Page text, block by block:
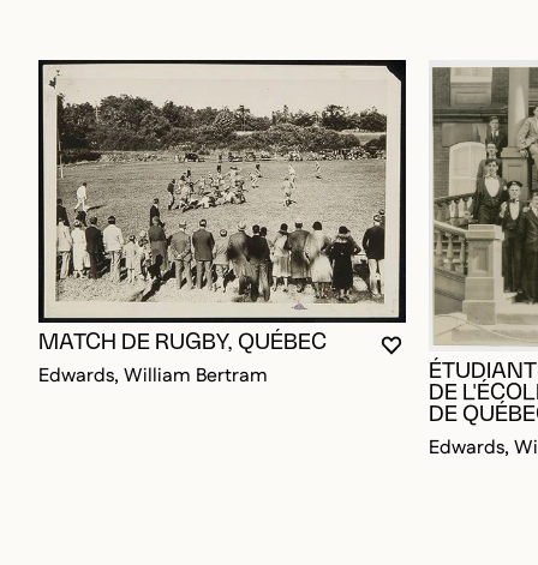
VOUS DEVEZ
FERMER LA
OUVRIR LA
MATCH DE RUGBY, QUÉBEC
Edwards, William Bertram
DE
DE
Edwards,